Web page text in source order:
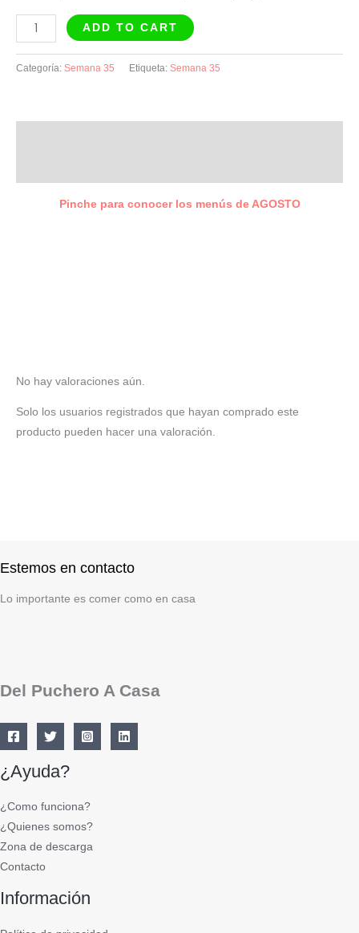
ADD TO CART
Categoría: Semana 35 Etiqueta: Semana 35
Pinche para conocer los menús de AGOSTO
No hay valoraciones aún.
Solo los usuarios registrados que hayan comprado este
producto pueden hacer una valoración.
Estemos en contacto
Lo importante es comer como en casa
Del Puchero A Casa
¿Ayuda?
¿Como funciona?
¿Quienes somos?
Zona de descarga
Contacto
Información